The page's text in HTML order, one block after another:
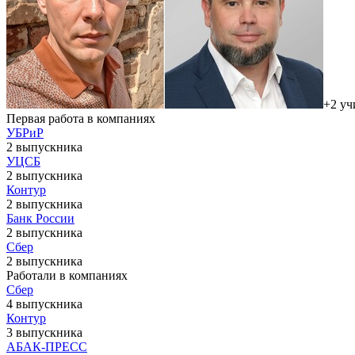
+2
Первая работа в компаниях
УБРиР
2 выпускника
УЦСБ
2 выпускника
Контур
2 выпускника
Банк России
2 выпускника
Сбер
2 выпускника
Работали в компаниях
Сбер
4 выпускника
Контур
3 выпускника
АБАК-ПРЕСС